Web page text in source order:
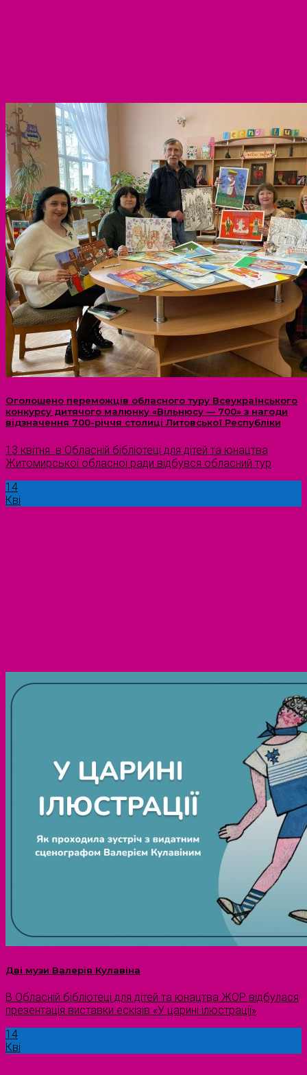
Оголошено переможців обласного туру Всеукраїнського
конкурсу дитячого малюнку «Вільнюсу — 700» з нагоди
відзначення 700-річчя столиці Литовської Республіки
13 квітня в Обласній бібліотеці для дітей та юнацтва
Житомирської обласної ради відбувся обласний тур
14
Кві
Дві музи Валерія Кулавіна
В Обласній бібліотеці для дітей та юнацтва ЖОР відбулася
презентація виставки ескізів «У царині ілюстрації»
14
Кві